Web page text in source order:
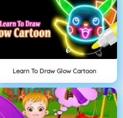
Learn To Draw Glow Cartoon